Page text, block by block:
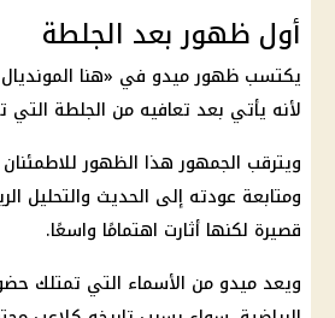
أول ظهور بعد الجلطة
يكتسب ظهور ميدو في «هنا المونديال 2026
لأنه يأتي بعد تعافيه من الجلطة
ويترقب الجمهور هذا الظهور
ومتابعة عودته إلى الحديث والتحليل
قصيرة لكنها أثارت اهتمامًا واسعًا.
ويعد ميدو من الأسماء التي تمتلك